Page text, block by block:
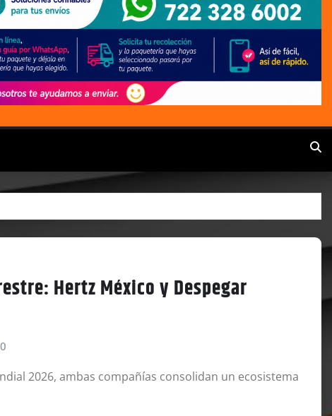
Hertz México y Despegar
0
2026, ambas compañías consolidan un ecosistema